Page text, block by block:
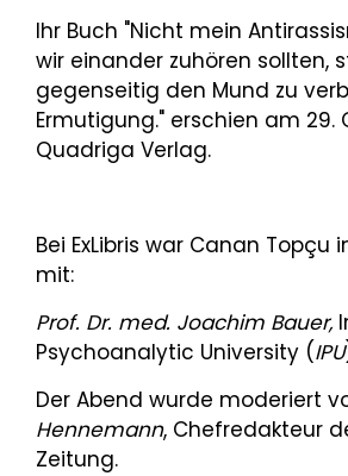
Ihr Buch "Nicht mein
wir einander zuhören sollten,
gegenseitig den Mund zu
Ermutigung." erschien am 29.
Quadriga Verlag.
Bei ExLibris war Canan Topçu
mit:
Prof. Dr. med. Joachim Bauer,
Psychoanalytic University (IPU
Der Abend wurde moderiert
Hennemann, Chefredakteur
Zeitung.